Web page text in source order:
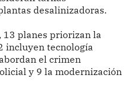
desalinizadoras.
13 planes priorizan la
incluyen tecnología
el crimen
y 9 la modernización